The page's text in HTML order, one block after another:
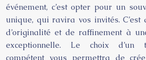
événement, c’est opter pour un
unique, qui ravira vos invités. C’est
d’originalité et de raffinement à
exceptionnelle. Le choix d’un
compétent vous permettra de